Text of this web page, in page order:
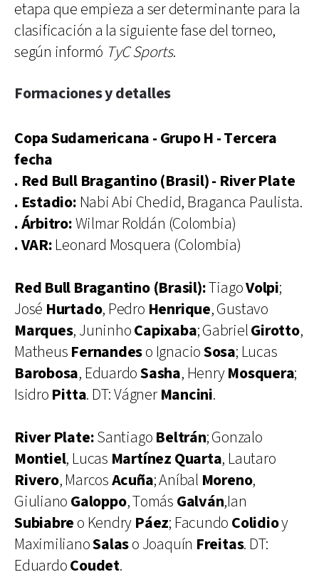
etapa que empieza a ser determinante para la
clasificación a la siguiente fase del torneo,
según informó TyC Sports.
Formaciones y detalles
Copa Sudamericana - Grupo H - Tercera
fecha
. Red Bull Bragantino (Brasil) - River Plate
. Estadio: Nabi Abi Chedid, Braganca Paulista.
. Árbitro:Wilmar Roldán (Colombia)
. VAR:Leonard Mosquera (Colombia)
Red Bull Bragantino (Brasil):TiagoVolpi;
José Hurtado, Pedro Henrique, Gustavo
Marques, JuninhoCapixaba; GabrielGirotto,
Matheus Fernandeso IgnacioSosa; Lucas
Barobosa, EduardoSasha, HenryMosquera;
Isidro Pitta. DT: Vágner Mancini.
River Plate:Santiago Beltrán; Gonzalo
Montiel, Lucas Martínez Quarta, Lautaro
Rivero, MarcosAcuña; Aníbal Moreno,
Giuliano Galoppo, Tomás Galván,Ian
Subiabre o Kendry Páez; Facundo Colidioy
MaximilianoSalaso Joaquín Freitas. DT:
EduardoCoudet.